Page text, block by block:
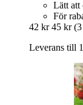
Lätt att
För
42 kr 45 kr
Leverans till